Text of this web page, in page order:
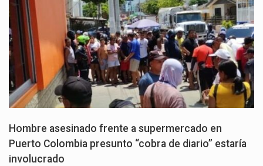
Hombre asesinado frente a supermercado en
Puerto Colombia presunto “cobra de diario” estaría
involucrado